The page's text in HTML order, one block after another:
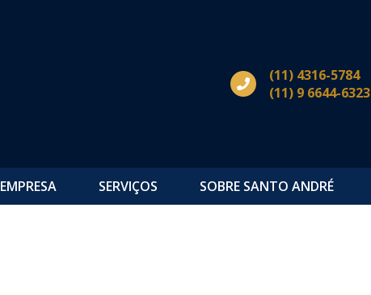
(11) 4316-5784
(11) 9 6644-6323
EMPRESA SERVIÇOS SOBRE SANTO ANDRÉ